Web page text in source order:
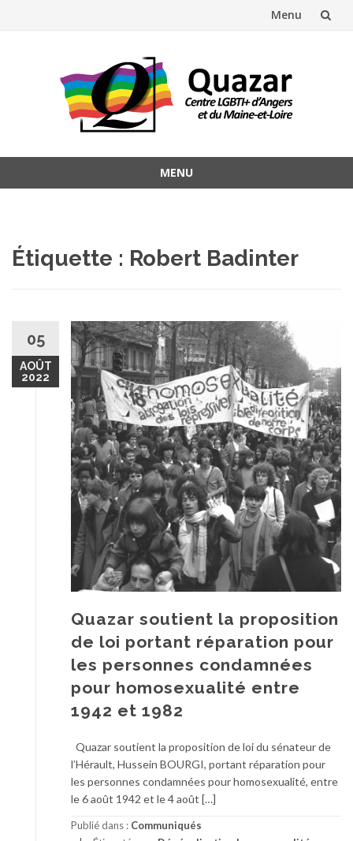
Menu
MENU
Étiquette : Robert Badinter
05
AOÛT
2022
Quazar soutient la proposition
de loi portant réparation pour
les personnes condamnées
pour homosexualité entre
1942 et 1982
Quazar soutient la proposition de loi du sénateur de
l’Hérault, Hussein BOURGI, portant réparation pour
les personnes condamnées pour homosexualité, entre
le 6 août 1942 et le 4 août […]
Publié dans : Communiqués